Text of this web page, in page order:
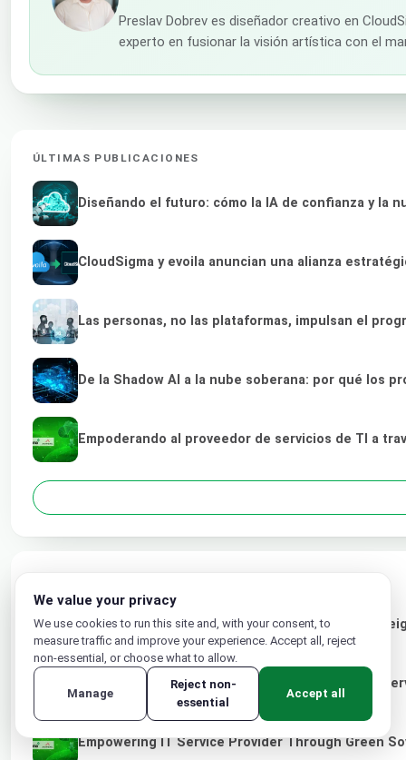
Preslav Dobrev es diseñador creativo en
experto en fusionar la visión artística con el
ÚLTIMAS PUBLICACIONES
Diseñando el futuro: cómo la IA de confianza y la
CloudSigma y evoila anuncian una alianza
Las personas, no las plataformas, impulsan el
De la Shadow AI a la nube soberana: por qué los
Empoderando al proveedor de servicios de TI a
Designing the Future: How Trusted AI and
From Shadow AI to Sovereign Cloud: Why Local
Empowering IT Service Provider Through Green
We value your privacy
We use cookies to run this site and, with your consent, to
measure traffic and improve your experience. Accept all, reject
non-essential, or choose what to allow.
Manage
Reject non-
essential
Accept all